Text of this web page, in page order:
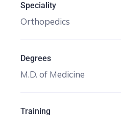
Speciality
Orthopedics
Degrees
M.D. of Medicine
Training